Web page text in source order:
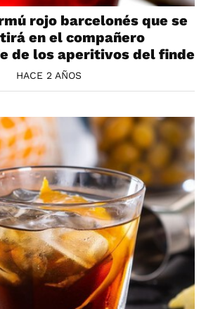
rojo barcelonés que se
en el compañero
de los aperitivos del finde
HACE 2 AÑOS